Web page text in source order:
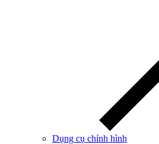
Dụng cụ chỉnh hình